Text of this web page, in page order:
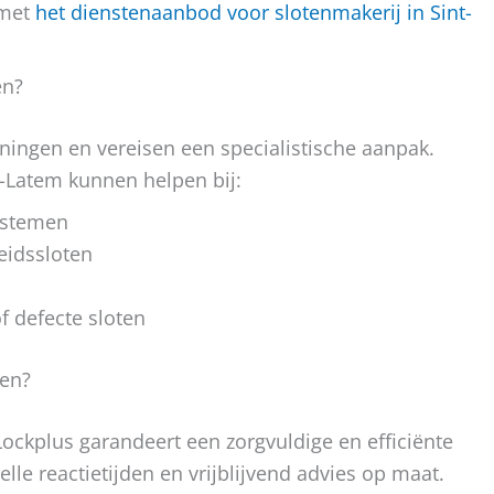
het dienstenaanbod voor slotenmakerij in Sint-
en vereisen een specialistische aanpak.
kunnen helpen bij:
defecte sloten
garandeert een zorgvuldige en efficiënte
reactietijden en vrijblijvend advies op maat.